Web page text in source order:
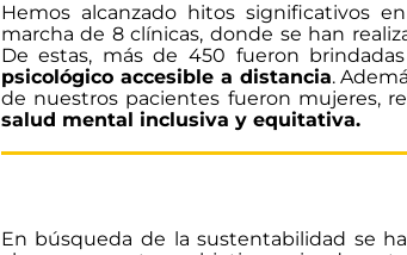
Hemos alcanzado hitos significativos
marcha de 8 clínicas, donde se han
De estas, más de 450 fueron
psicológico accesible a distancia.
de nuestros pacientes fueron mujeres,
salud mental inclusiva y equitativa.
En búsqueda de la sustentabilidad se